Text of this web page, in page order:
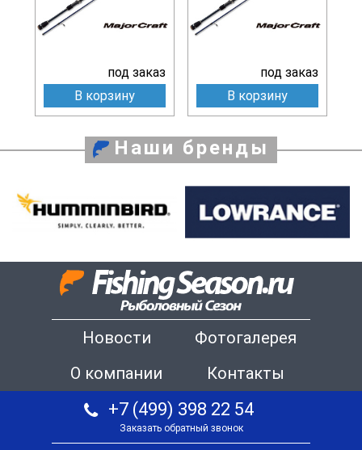
под заказ
В корзину
под заказ
В корзину
Наши бренды
Новости
Фотогалерея
О компании
Контакты
+7 (499) 398 22 54
Заказать обратный звонок